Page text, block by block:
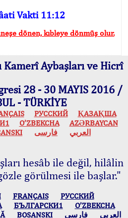
Vakti 11:12
dönen, kıbleye dönmüş olur.
Kamerî Aybaşları ve Hicrî
28 - 30 MAYIS 2016 /
- TÜRKİYE
РУССКИЙ
ҚАЗАҚША
O’ZBEKCHA
AZӘRBAYCAN
العربي فارسی
hesâb ile değil, hilâlin
görülmesi ile başlar."
FRANÇAIS
РУССКИЙ
БЪЛГАРСКИ1
O’ZBEKCHA
BOSANSKI العربي فارسی